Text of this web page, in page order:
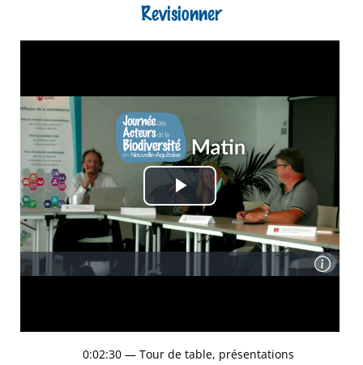
Revisionner
0:02:30 — Tour de table, présentations